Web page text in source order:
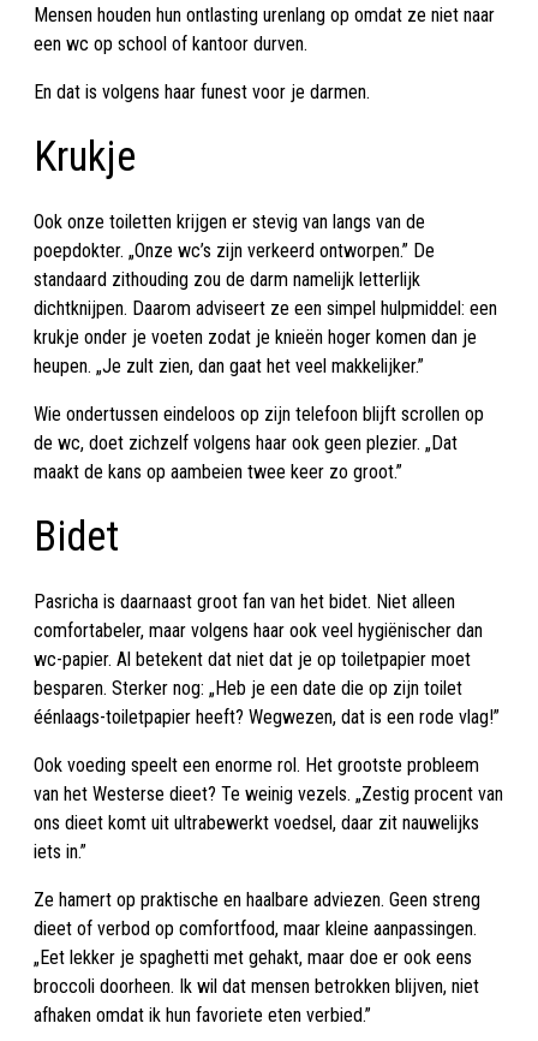
Mensen houden hun ontlasting urenlang op omdat ze niet naar
een wc op school of kantoor durven.
En dat is volgens haar funest voor je darmen.
Krukje
Ook onze toiletten krijgen er stevig van langs van de
poepdokter. „Onze wc’s zijn verkeerd ontworpen.” De
standaard zithouding zou de darm namelijk letterlijk
dichtknijpen. Daarom adviseert ze een simpel hulpmiddel: een
krukje onder je voeten zodat je knieën hoger komen dan je
heupen. „Je zult zien, dan gaat het veel makkelijker.”
Wie ondertussen eindeloos op zijn telefoon blijft scrollen op
de wc, doet zichzelf volgens haar ook geen plezier. „Dat
maakt de kans op aambeien twee keer zo groot.”
Bidet
Pasricha is daarnaast groot fan van het bidet. Niet alleen
comfortabeler, maar volgens haar ook veel hygiënischer dan
wc-papier. Al betekent dat niet dat je op toiletpapier moet
besparen. Sterker nog: „Heb je een date die op zijn toilet
éénlaags-toiletpapier heeft? Wegwezen, dat is een rode vlag!”
Ook voeding speelt een enorme rol. Het grootste probleem
van het Westerse dieet? Te weinig vezels. „Zestig procent van
ons dieet komt uit ultrabewerkt voedsel, daar zit nauwelijks
iets in.”
Ze hamert op praktische en haalbare adviezen. Geen streng
dieet of verbod op comfortfood, maar kleine aanpassingen.
„Eet lekker je spaghetti met gehakt, maar doe er ook eens
broccoli doorheen. Ik wil dat mensen betrokken blijven, niet
afhaken omdat ik hun favoriete eten verbied.”